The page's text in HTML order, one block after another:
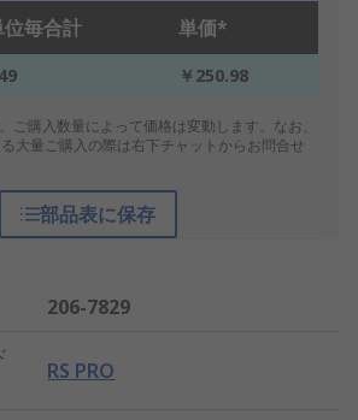
毎合計 単価*
￥250.98
ご購入数量によって価格は変動します。なお、
大量ご購入の際は右下チャットからお問合せ
部品表に保存
206-7829
RS PRO